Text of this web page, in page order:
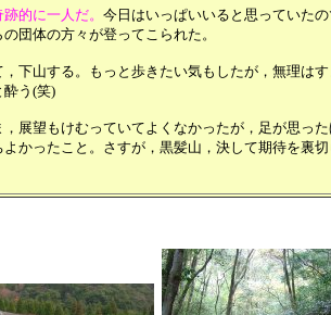
的に一人だ。 今日はいっぱいいると思っていた
団体の方々が登ってこられた。
下山する。もっと歩きたい気もしたが，無理は
う(笑)
展望もけむっていてよくなかったが，足が思っ
かったこと。さすが，黒髪山，決して期待を裏切